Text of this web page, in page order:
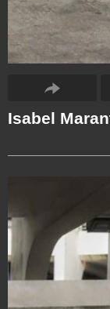
Isabel